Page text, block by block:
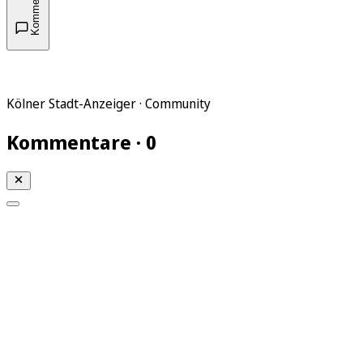
Kölner Stadt-Anzeiger · Community
Kommentare · 0